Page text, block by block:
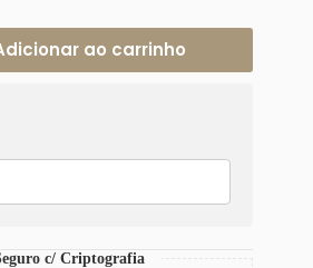
ao carrinho
c/ Criptografia